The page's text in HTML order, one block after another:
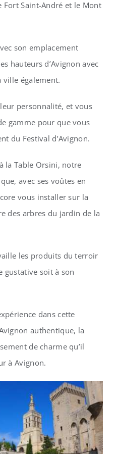
Saint-André et le Mont
son emplacement
hauteurs d’Avignon avec
ville également.
personnalité, et vous
gamme pour que vous
du Festival d’Avignon.
la Table Orsini, notre
avec ses voûtes en
vous installer sur la
des arbres du jardin de la
les produits du terroir
gustative soit à son
dans cette
authentique, la
de charme qu’il
à Avignon.